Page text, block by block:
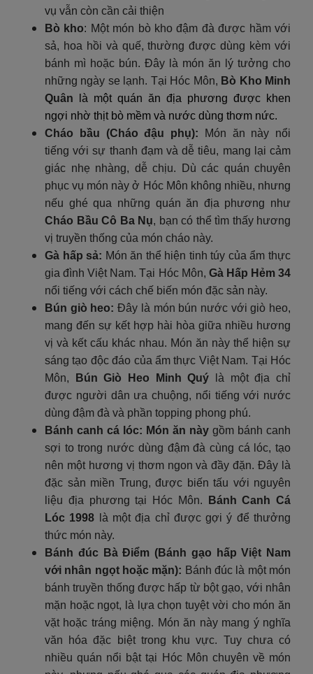
vụ vẫn còn cần cải thiện
Bò kho: Một món bò kho đậm đà được hầm với
sả, hoa hồi và quế, thường được dùng kèm với
bánh mì hoặc bún. Đây là món ăn lý tưởng cho
những ngày se lạnh. Tại Hóc Môn, Bò Kho Minh
Quân
là một quán ăn địa phương được khen
ngợi nhờ thịt bò mềm và nước dùng thơm nức.
Cháo bầu (Cháo đậu phụ):
Món ăn này nổi
tiếng với sự thanh đạm và dễ tiêu, mang lại cảm
giác nhẹ nhàng, dễ chịu. Dù các quán chuyên
phục vụ món này ở Hóc Môn không nhiều, nhưng
nếu ghé qua những quán ăn địa phương như
Cháo Bầu Cô Ba Nụ, bạn có thể tìm thấy hương
vị truyền thống của món cháo này.
Gà hấp sả: Món ăn thể hiện tinh túy của ẩm thực
gia đình Việt Nam. Tại Hóc Môn, Gà Hấp Hẻm 34
nổi tiếng với cách chế biến món đặc sản này.
Bún giò heo:Đây là món bún nước với giò heo,
mang đến sự kết hợp hài hòa giữa nhiều hương
vị và kết cấu khác nhau. Món ăn này thể hiện sự
sáng tạo độc đáo của ẩm thực Việt Nam. Tại Hóc
Môn,
Bún Giò Heo Minh Quý là một địa chỉ
được người dân ưa chuộng, nổi tiếng với nước
dùng đậm đà và phần topping phong phú.
Bánh canh cá lóc: Món ăn này gồm bánh canh
sợi to trong nước dùng đậm đà cùng cá lóc, tạo
nên một hương vị thơm ngon và đầy đặn. Đây là
đặc sản miền Trung, được biến tấu với nguyên
liệu địa phương tại Hóc Môn.
Bánh Canh Cá
Lóc 1998 là một địa chỉ được gợi ý để thưởng
thức món này.
Bánh đúc Bà Điểm (Bánh gạo hấp Việt Nam
với nhân ngọt hoặc mặn): Bánh đúc là một món
bánh truyền thống được hấp từ bột gạo, với nhân
mặn hoặc ngọt, là lựa chọn tuyệt vời cho món ăn
vặt hoặc tráng miệng. Món ăn này mang ý nghĩa
văn hóa đặc biệt trong khu vực. Tuy chưa có
nhiều quán nổi bật tại Hóc Môn chuyên về món